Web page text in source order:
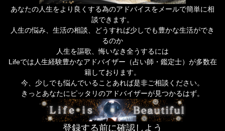
あなたの人生をより良くする為のアドバイスをメールで簡単に相
談できます。
人生の悩み、生活の相談、どうすれば少しでも豊かな生活ができ
るのか
人生を謳歌、悔いなき全うするには
Lifeでは人生経験豊かなアドバイザー（占い師・鑑定士）が多数在
籍しております。
今、少しでも悩んでいることあれば是非ご相談ください。
きっとあなたにピッタリのアドバイザーが見つかるはず。
登録する前に確認しよう